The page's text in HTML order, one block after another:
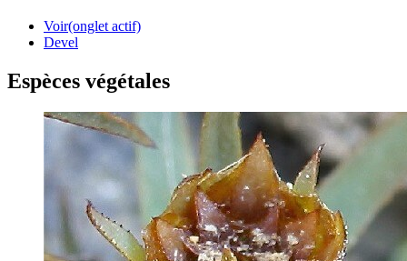
Voir(onglet actif)
Devel
Espèces végétales